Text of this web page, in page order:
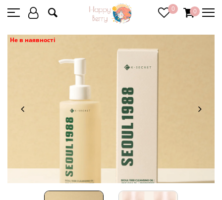
0 0
Не в наявності